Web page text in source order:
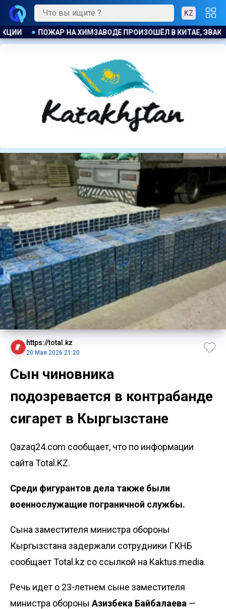
KZ
ЭВАКУИРОВАЛИ БОЛЕЕ 1200 ЧЕЛОВЕК БЫВШЕМУ
https://total.kz
20 Мая 2026 21:20
Сын чиновника
подозревается в контрабанде
сигарет в Кыргызстане
Qazaq24.com сообщает, что по информации
сайта Total.KZ.
Среди фигурантов дела также были
военнослужащие пограничной службы.
Сына заместителя министра обороны
Кыргызстана задержали сотрудники ГКНБ
сообщает Total.kz со ссылкой на Kaktus.media.
Речь идет о 23-летнем сыне заместителя
министра обороны Азизбека Байбалаева —